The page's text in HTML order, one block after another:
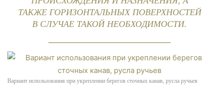
ТАКЖЕ ГОРИЗОНТАЛЬНЫХ ПОВЕРХНОСТЕЙ
В СЛУЧАЕ ТАКОЙ НЕОБХОДИМОСТИ.
Вариант использования при укреплении берегов сточных канав, русла ручьев